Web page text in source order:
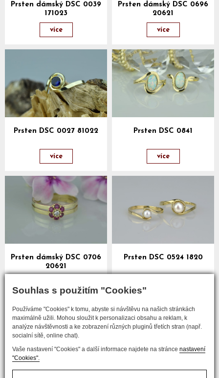
Souhlas s použitím "Cookies"
Používáme "Cookies" k tomu, abyste si návštěvu na našich stránkách
maximálně užili. Mohou sloužit k personalizaci obsahu a reklam, k
analýze návštěvnosti a ke zobrazení různých pluginů třetích stran (např.
socialní sítě, online chat).
Vaše nastavení "Cookies" a další informace najdete na stránce nastavení
"Cookies".
Prsten dámský DSC 0039
171023
více
Prsten dámský DSC 0696
20621
více
Prsten DSC 0027 81022
více
Prsten DSC 0841
více
Prsten dámský DSC 0706
20621
Prsten DSC 0524 1820
předchozí
1 ... 6
následující